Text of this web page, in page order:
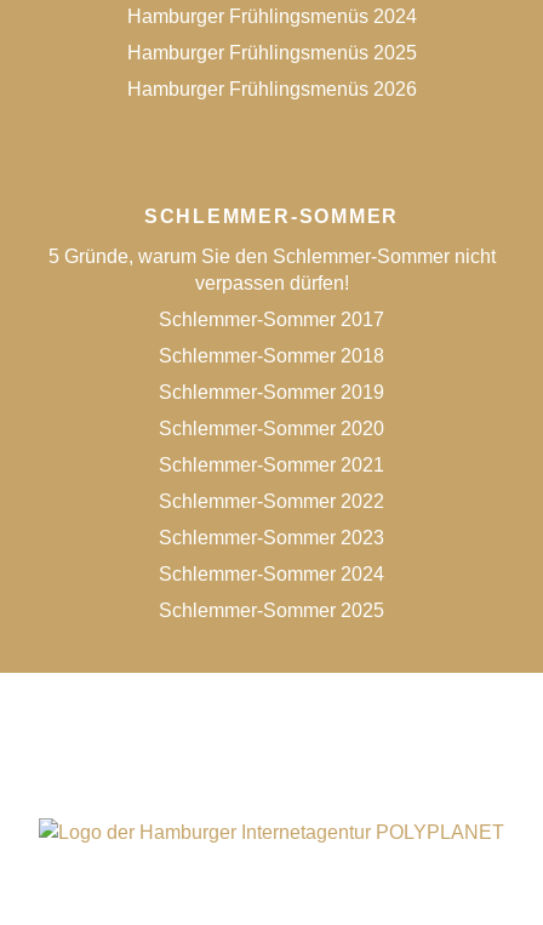
Hamburger Frühlingsmenüs 2024
Hamburger Frühlingsmenüs 2025
Hamburger Frühlingsmenüs 2026
SCHLEMMER-SOMMER
5 Gründe, warum Sie den Schlemmer-Sommer nicht
verpassen dürfen!
Schlemmer-Sommer 2017
Schlemmer-Sommer 2018
Schlemmer-Sommer 2019
Schlemmer-Sommer 2020
Schlemmer-Sommer 2021
Schlemmer-Sommer 2022
Schlemmer-Sommer 2023
Schlemmer-Sommer 2024
Schlemmer-Sommer 2025